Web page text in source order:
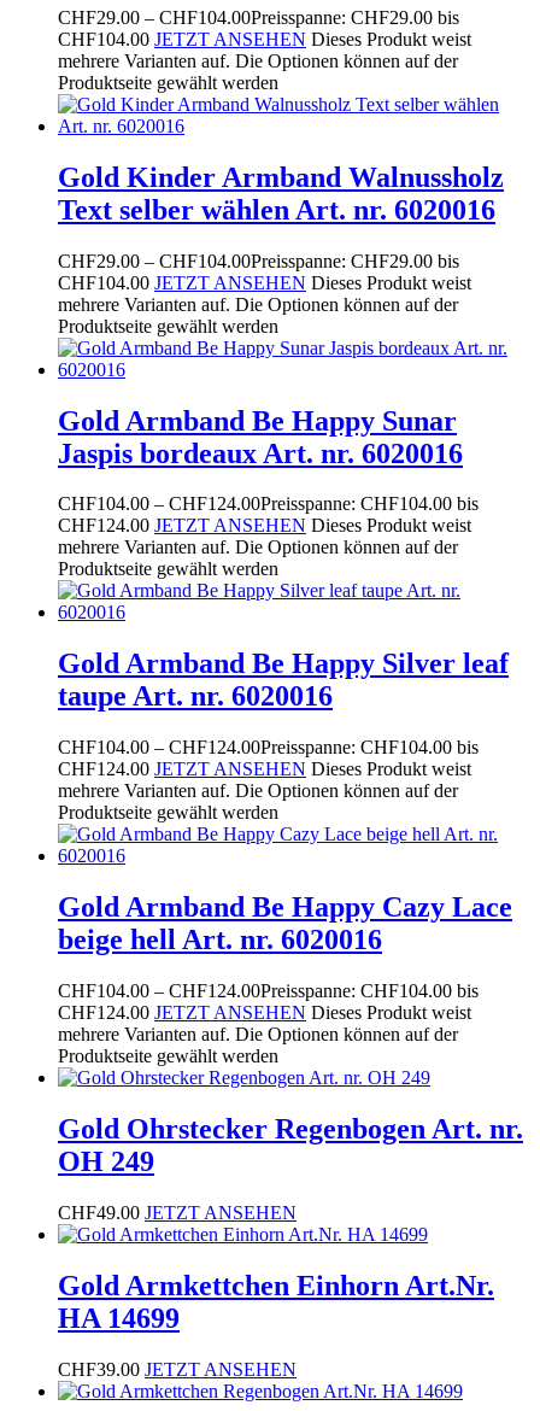
CHF29.00 – CHF104.00Preisspanne: CHF29.00 bis
CHF104.00 JETZT ANSEHEN Dieses Produkt weist
mehrere Varianten auf. Die Optionen können auf der
Produktseite gewählt werden
Gold Kinder Armband Walnussholz
Text selber wählen Art. nr. 6020016
CHF29.00 – CHF104.00Preisspanne: CHF29.00 bis
CHF104.00 JETZT ANSEHEN Dieses Produkt weist
mehrere Varianten auf. Die Optionen können auf der
Produktseite gewählt werden
Gold Armband Be Happy Sunar
Jaspis bordeaux Art. nr. 6020016
CHF104.00 – CHF124.00Preisspanne: CHF104.00 bis
CHF124.00 JETZT ANSEHEN Dieses Produkt weist
mehrere Varianten auf. Die Optionen können auf der
Produktseite gewählt werden
Gold Armband Be Happy Silver leaf
taupe Art. nr. 6020016
CHF104.00 – CHF124.00Preisspanne: CHF104.00 bis
CHF124.00 JETZT ANSEHEN Dieses Produkt weist
mehrere Varianten auf. Die Optionen können auf der
Produktseite gewählt werden
Gold Armband Be Happy Cazy Lace
beige hell Art. nr. 6020016
CHF104.00 – CHF124.00Preisspanne: CHF104.00 bis
CHF124.00 JETZT ANSEHEN Dieses Produkt weist
mehrere Varianten auf. Die Optionen können auf der
Produktseite gewählt werden
Gold Ohrstecker Regenbogen Art. nr.
OH 249
CHF49.00 JETZT ANSEHEN
Gold Armkettchen Einhorn Art.Nr.
HA 14699
CHF39.00 JETZT ANSEHEN